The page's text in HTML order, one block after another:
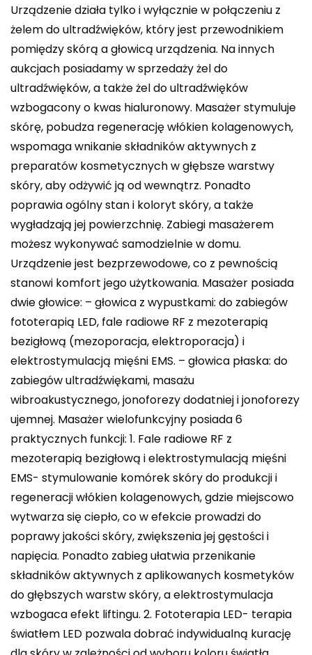
Urządzenie działa tylko i wyłącznie w połączeniu z
żelem do ultradźwięków, który jest przewodnikiem
pomiędzy skórą a głowicą urządzenia. Na innych
aukcjach posiadamy w sprzedaży żel do
ultradźwięków, a także żel do ultradźwięków
wzbogacony o kwas hialuronowy. Masażer stymuluje
skórę, pobudza regenerację włókien kolagenowych,
wspomaga wnikanie składników aktywnych z
preparatów kosmetycznych w głębsze warstwy
skóry, aby odżywić ją od wewnątrz. Ponadto
poprawia ogólny stan i koloryt skóry, a także
wygładzają jej powierzchnię. Zabiegi masażerem
możesz wykonywać samodzielnie w domu.
Urządzenie jest bezprzewodowe, co z pewnością
stanowi komfort jego użytkowania. Masażer posiada
dwie głowice: – głowica z wypustkami: do zabiegów
fototerapią LED, fale radiowe RF z mezoterapią
bezigłową (mezoporacja, elektroporacja) i
elektrostymulacją mięśni EMS. – głowica płaska: do
zabiegów ultradźwiękami, masażu
wibroakustycznego, jonoforezy dodatniej i jonoforezy
ujemnej. Masażer wielofunkcyjny posiada 6
praktycznych funkcji: 1. Fale radiowe RF z
mezoterapią bezigłową i elektrostymulacją mięśni
EMS- stymulowanie komórek skóry do produkcji i
regeneracji włókien kolagenowych, gdzie miejscowo
wytwarza się ciepło, co w efekcie prowadzi do
poprawy jakości skóry, zwiększenia jej gęstości i
napięcia. Ponadto zabieg ułatwia przenikanie
składników aktywnych z aplikowanych kosmetyków
do głębszych warstw skóry, a elektrostymulacja
wzbogaca efekt liftingu. 2. Fototerapia LED- terapia
światłem LED pozwala dobrać indywidualną kurację